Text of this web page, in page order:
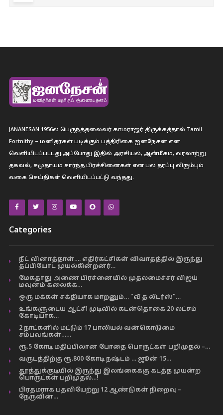
JANANESAN 1956ல் பெருந்த்தலைவர் காமராஜர் திருக்கத்தால் Tamil
Fortnithy – மனிதர்கள் படிக்கும் பத்திரிகை ஐனநேசன் என
வெளியிடப்பட்டது.அப்போது இதில் அரசியல், ஆன்மீகம், வரலாற்று
தகவல், சமுதாயம் சார்ந்த பிரச்சினைகள் என பல தரப்பு விரும்பும்
வகை செய்திகள் வெளியிடப்பட்டு வந்தது.
Categories
நீட் வினாத்தாள்…. எதிர்கட்சிகள் விவாதத்தில் இருந்து
தப்பியோட முயல்கின்றனர்…
மேகதாது அணை பிரச்னையில் முதலமைச்சர் விஜய்
மவுனம் கலைக்க…
ஒரு மக்கள் சக்தியாக மாறனும்… “வீ த லீடர்ஸ்”…
உங்களுடைய ஆட்சி முடிவில் கடன்தொகை 20 லட்சம்
கோடியாக…
2 நாட்களில் மட்டும் 17 பாலியல் வன்கொடுமை
சம்பவங்கள்……
ரூ.5 கோடி மதிப்பிலான போதை பொருட்கள் பறிமுதல் –…
வருடத்திற்கு ரூ.800 கோடி நஷ்டம் … ஜூன் 15…
தூத்துக்குடியில் இருந்து இலங்கைக்கு கடத்த முயன்ற
பொருட்கள் பறிமுதல்…!
பிரதமராக பதவியேற்று 12 ஆண்டுகள் நிறைவு –
நேருவின்…